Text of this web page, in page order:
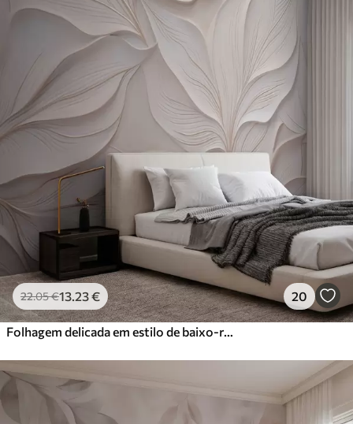
22.05€13 .23€ 20